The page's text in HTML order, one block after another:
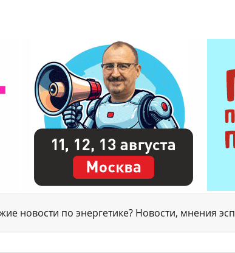
новости по энергетике? Новости, мнения